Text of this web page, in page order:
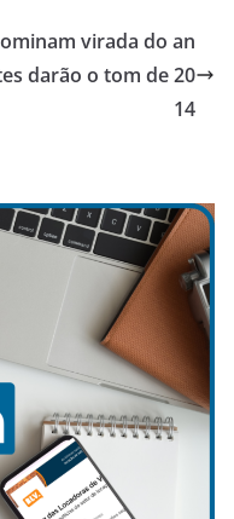
virada do an
darão o tom de 20
14